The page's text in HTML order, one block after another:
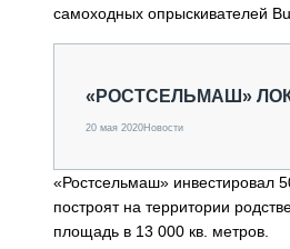
ОБЗОР РЫНКА
ГРУЗОПЕРЕВОЗКИ
ИСПЫТАТЕЛИ
ТЕХНОЛОГИИ
ДОРОЖНАЯ
СЕРВИСМЕНЫ
самоходных опрыскивателей
«РОСТСЕЛЬМАШ»
20 мая 2020Новости
«Ростсельмаш» инвестировал
построят на территории
площадь в 13 000 кв. метров.